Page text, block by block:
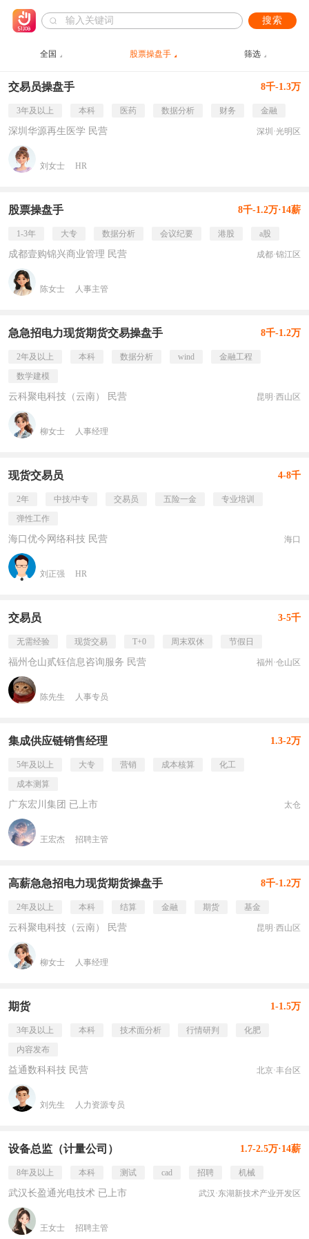
搜索
全国 股票操盘手 筛选
交易员操盘手 8千-1.3万
3年及以上 本科 医药 数据分析 财务 金融
深圳华源再生医学 民营 深圳·光明区
刘女士 HR
股票操盘手 8千-1.2万·14薪
1-3年 大专 数据分析 会议纪要 港股 a股
成都壹购锦兴商业管理 民营 成都·锦江区
陈女士 人事主管
急急招电力现货期货交易操盘手 8千-1.2万
2年及以上 本科 数据分析 wind
金融工程
数学建模
云科聚电科技（云南） 民营 昆明·西山区
柳女士 人事经理
现货交易员 4-8千
2年 中技/中专 交易员 五险一金
专业培训
弹性工作
海口优今网络科技 民营 海口
刘正强 HR
交易员 3-5千
无需经验 现货交易 T+0 周末双休 节假日
福州仓山贰钰信息咨询服务 民营 福州·仓山区
陈先生 人事专员
集成供应链销售经理 1.3-2万
5年及以上 大专 营销 成本核算
化工
成本测算
广东宏川集团 已上市 太仓
王宏杰 招聘主管
高薪急急招电力现货期货操盘手 8千-1.2万
2年及以上 本科 结算 金融 期货 基金
云科聚电科技（云南） 民营 昆明·西山区
柳女士 人事经理
期货 1-1.5万
3年及以上 本科 技术面分析 行情研判
化肥
内容发布
益通数科科技 民营 北京·丰台区
刘先生 人力资源专员
设备总监（计量公司） 1.7-2.5万·14薪
8年及以上 本科 测试 cad 招聘 机械
武汉长盈通光电技术 已上市 武汉·东湖新技术产业开发区
王女士 招聘主管